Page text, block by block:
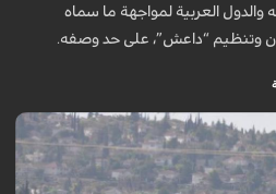
العربية لمواجهة ما سماه
وتنظيم “داعش”، على حد وصفه.